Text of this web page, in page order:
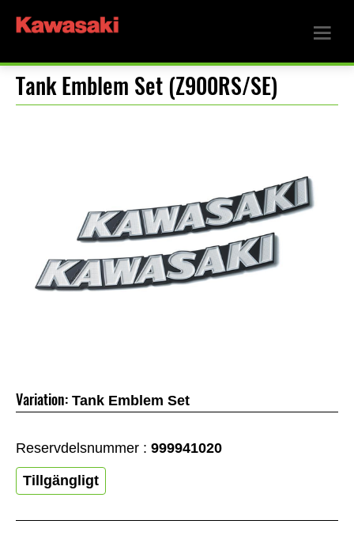
Tank Emblem Set (Z900RS/SE)
Variation: Tank Emblem Set
Reservdelsnummer : 999941020
Tillgängligt